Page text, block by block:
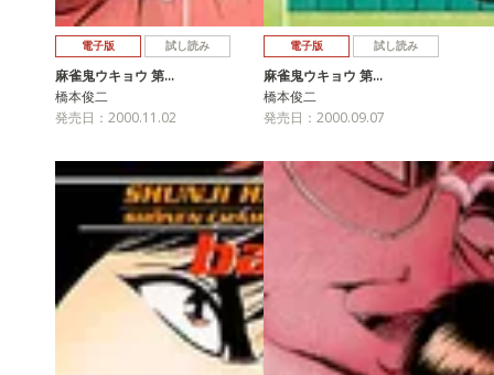
電子版 試し読み
麻雀鬼ウキョウ 第…
橋本俊二
発売日：2000.11.02
電子版 試し読み
麻雀鬼ウキョウ 第…
橋本俊二
発売日：2000.09.07